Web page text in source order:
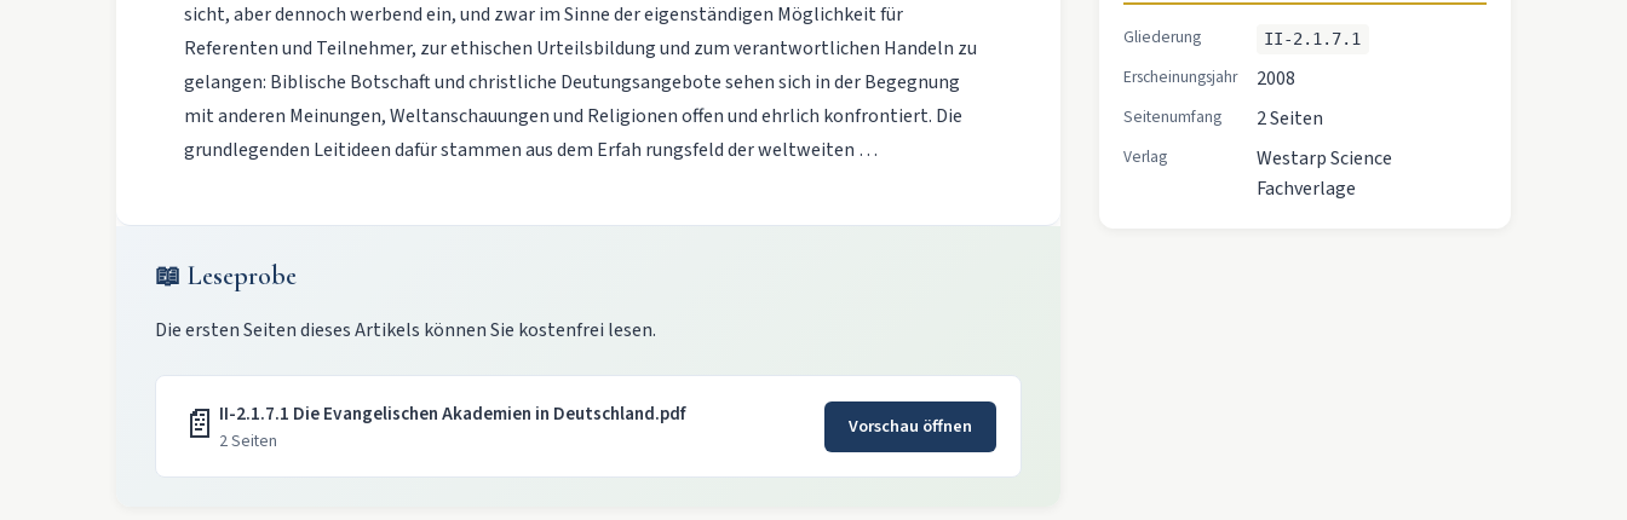
sicht, aber dennoch werbend ein, und zwar im Sinne der eigenständigen Möglichkeit für
Referenten und Teilnehmer, zur ethischen Urteilsbildung und zum verantwortlichen Handeln zu
gelangen: Biblische Botschaft und christliche Deutungsangebote sehen sich in der Begegnung
mit anderen Meinungen, Weltanschauungen und Religionen offen und ehrlich konfrontiert. Die
grundlegenden Leitideen dafür stammen aus dem Erfah rungsfeld der weltweiten …
📖 Leseprobe
Die ersten Seiten dieses Artikels können Sie kostenfrei lesen.
📄 II-2.1.7.1 Die Evangelischen Akademien in Deutschland.pdf
2 Seiten
Vorschau öffnen
Gliederung II-2.1.7.1
Erscheinungsjahr 2008
Seitenumfang 2 Seiten
Verlag
Westarp Science
Fachverlage